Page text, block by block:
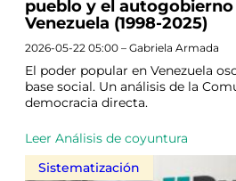
pueblo y el
Venezuela (1998-2025)
2026-05-22 05:00 – Gabriela Armada
El poder popular en Venezuela
base social. Un análisis de la
democracia directa.
Leer Análisis de coyuntura
Sistematización